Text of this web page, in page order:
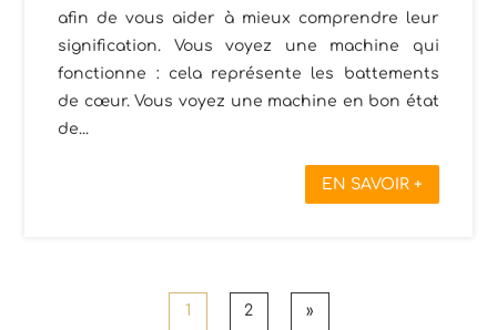
afin de vous aider à mieux comprendre leur
signification. Vous voyez une machine qui
fonctionne : cela représente les battements
de cœur. Vous voyez une machine en bon état
de...
EN SAVOIR +
1 2 »